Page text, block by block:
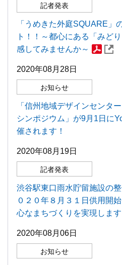
記者発表
「うめきた外庭SQUARE」
ト！！～都心にある「みど
感してみませんか～
2020年08月28日
お知らせ
「信州地域デザインセンタ
シンポジウム」が9月1日に
催されます！
2020年08月19日
記者発表
渋谷駅東口雨水貯留施設の
０２０年８月３１日供用開
心なまちづくりを実現します
2020年08月06日
お知らせ